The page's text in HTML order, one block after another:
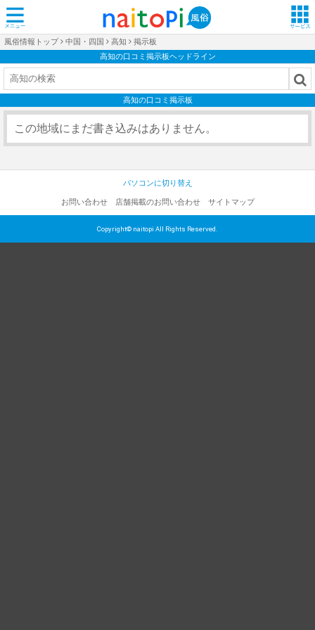
風俗情報トップ 中国・四国 高知
掲示板
高知の口コミ掲示板ヘッドライン
高知の口コミ掲示板
この地域にまだ書き込みはありません。
パソコンに切り替え
お問い合わせ 店舗掲載のお問い合わせ サイトマップ
Copyright© naitopi All Rights Reserved.